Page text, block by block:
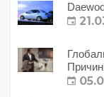
с этим